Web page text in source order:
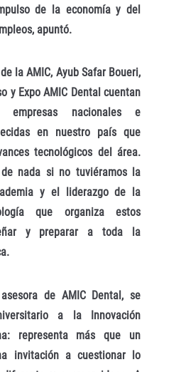
de la economía y del
apuntó.
la AMIC, Ayub Safar Boueri,
y Expo AMIC Dental cuentan
nacionales e
en nuestro país que
tecnológicos del área.
nada si no tuviéramos la
y el liderazgo de la
que organiza estos
y preparar a toda la
de AMIC Dental, se
a la Innovación
representa más que un
invitación a cuestionar lo